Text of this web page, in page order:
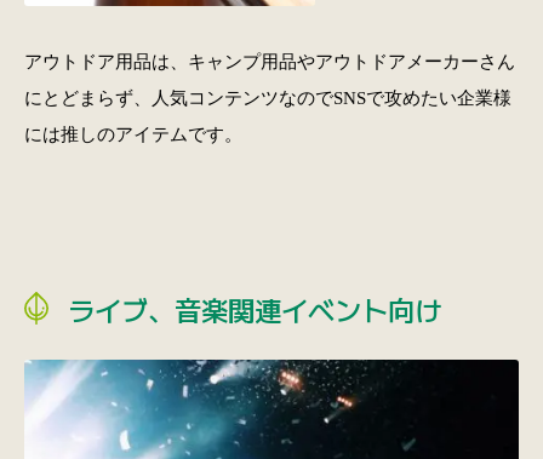
アウトドア用品は、キャンプ用品やアウトドアメーカーさん
にとどまらず、人気コンテンツなのでSNSで攻めたい企業様
には推しのアイテムです。
ライブ、音楽関連イベント向け